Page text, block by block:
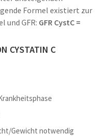
Formel existiert zur
und GFR: GFR CystC =
CYSTATIN C
Gewicht notwendig